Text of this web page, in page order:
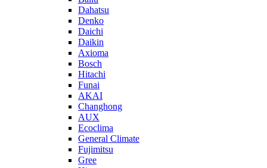
Dahatsu
Denko
Daichi
Daikin
Axioma
Bosch
Hitachi
Funai
AKAI
Changhong
AUX
Ecoclima
General Climate
Fujimitsu
Gree